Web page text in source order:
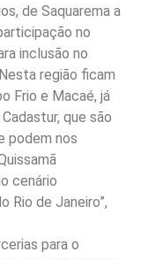
de Saquarema a
no
inclusão no
região ficam
Frio e Macaé, já
que são
podem nos
cenário
Rio de Janeiro”,
para o